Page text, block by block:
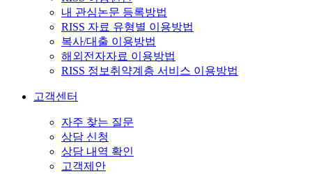
내 관심논문 등록방법
RISS 자료 유형별 이용방법
복사/대출 이용방법
해외전자자료 이용방법
RISS 정보취약계층 서비스 이용방법
고객센터
자주 찾는 질문
상담 신청
상담 내역 확인
고객제안